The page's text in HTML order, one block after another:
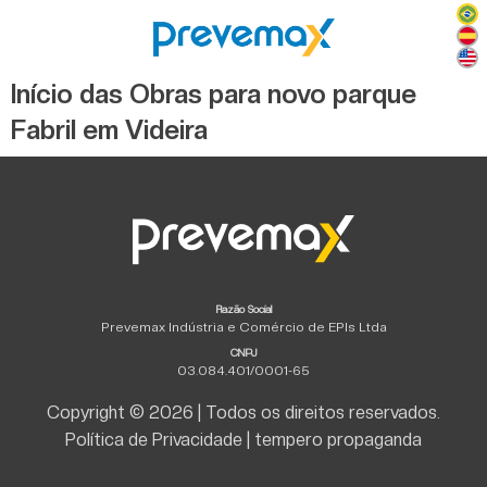
Início das Obras para novo parque
Fabril em Videira
Razão Social
Prevemax Indústria e Comércio de EPIs Ltda
CNPJ
03.084.401/0001-65
Copyright © 2026 | Todos os direitos reservados.
Política de Privacidade
tempero propaganda